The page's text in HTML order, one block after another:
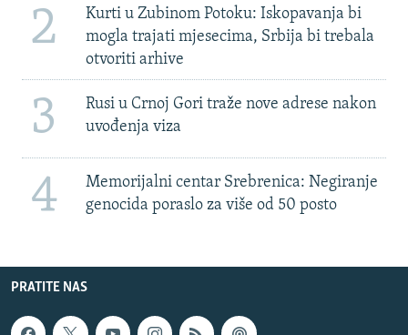
2
Kurti u Zubinom Potoku: Iskopavanja bi
mogla trajati mjesecima, Srbija bi trebala
otvoriti arhive
3
Rusi u Crnoj Gori traže nove adrese nakon
uvođenja viza
4
Memorijalni centar Srebrenica: Negiranje
genocida poraslo za više od 50 posto
PRATITE NAS